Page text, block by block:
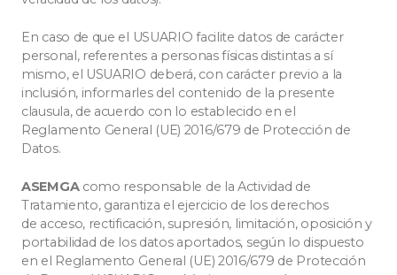
En caso de que el USUARIO facilite datos de carácter
personal, referentes a personas físicas distintas a sí
mismo, el USUARIO deberá, con carácter previo a la
inclusión, informarles del contenido de la presente
clausula, de acuerdo con lo establecido en el
Reglamento General (UE) 2016/679 de Protección de
Datos.
ASEMGA como responsable de la Actividad de
Tratamiento, garantiza el ejercicio de los derechos
de acceso, rectificación, supresión, limitación, oposición y
portabilidad de los datos aportados, según lo dispuesto
en el Reglamento General (UE) 2016/679 de Protección